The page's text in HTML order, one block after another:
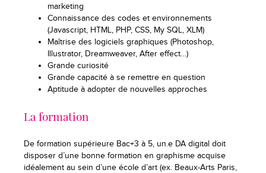
marketing
Connaissance des codes et environnements
(Javascript, HTML, PHP, CSS, My SQL, XLM)
Maîtrise des logiciels graphiques (Photoshop,
Illustrator, Dreamweaver, After effect…)
Grande curiosité
Grande capacité à se remettre en question
Aptitude à adopter de nouvelles approches
La formation
De formation supérieure Bac+3 à 5, un.e DA digital doit
disposer d’une bonne formation en graphisme acquise
idéalement au sein d’une école d’art (ex. Beaux-Arts Paris,